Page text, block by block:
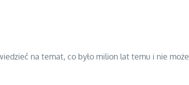
na temat, co było milion lat temu i nie